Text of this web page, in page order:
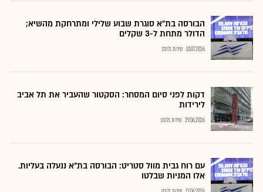
הבורסה בת״א סוגרת שבוע שלילי ומתרחקת מהשיא;
הדולר מתחת ל-3 שקלים
10.07.2026 שירות גלובס
דקות לפני סיום המסחר: הסקטור שהעביר את תל אביב
לירידות
29.06.2026 שירות גלובס
עם רוח גבית מוול סטריט: הבורסה בת"א ננעלה בעליות.
אלו המניות שבלטו